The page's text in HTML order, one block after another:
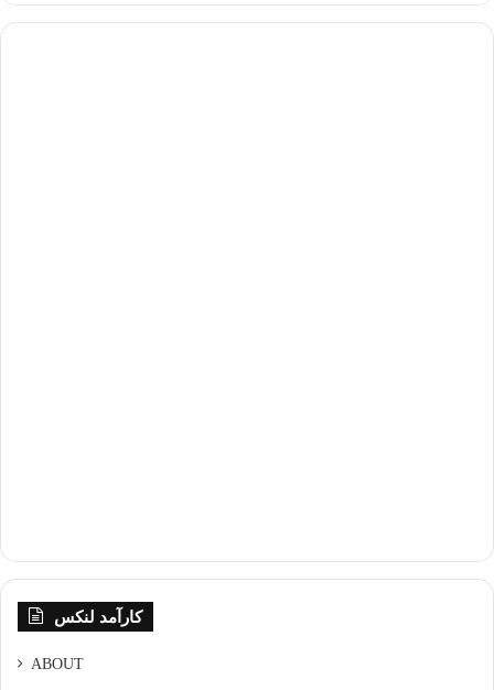
کارآمد لنکس
ABOUT